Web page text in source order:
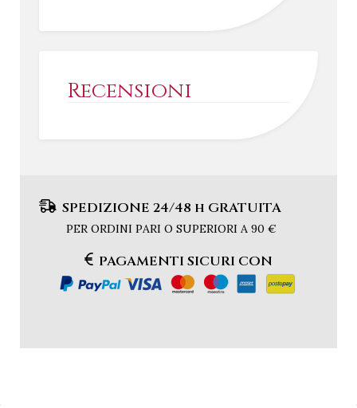
Recensioni
SPEDIZIONE 24/48 h GRATUITA
PER ORDINI PARI O SUPERIORI A 90 €
PAGAMENTI SICURI CON